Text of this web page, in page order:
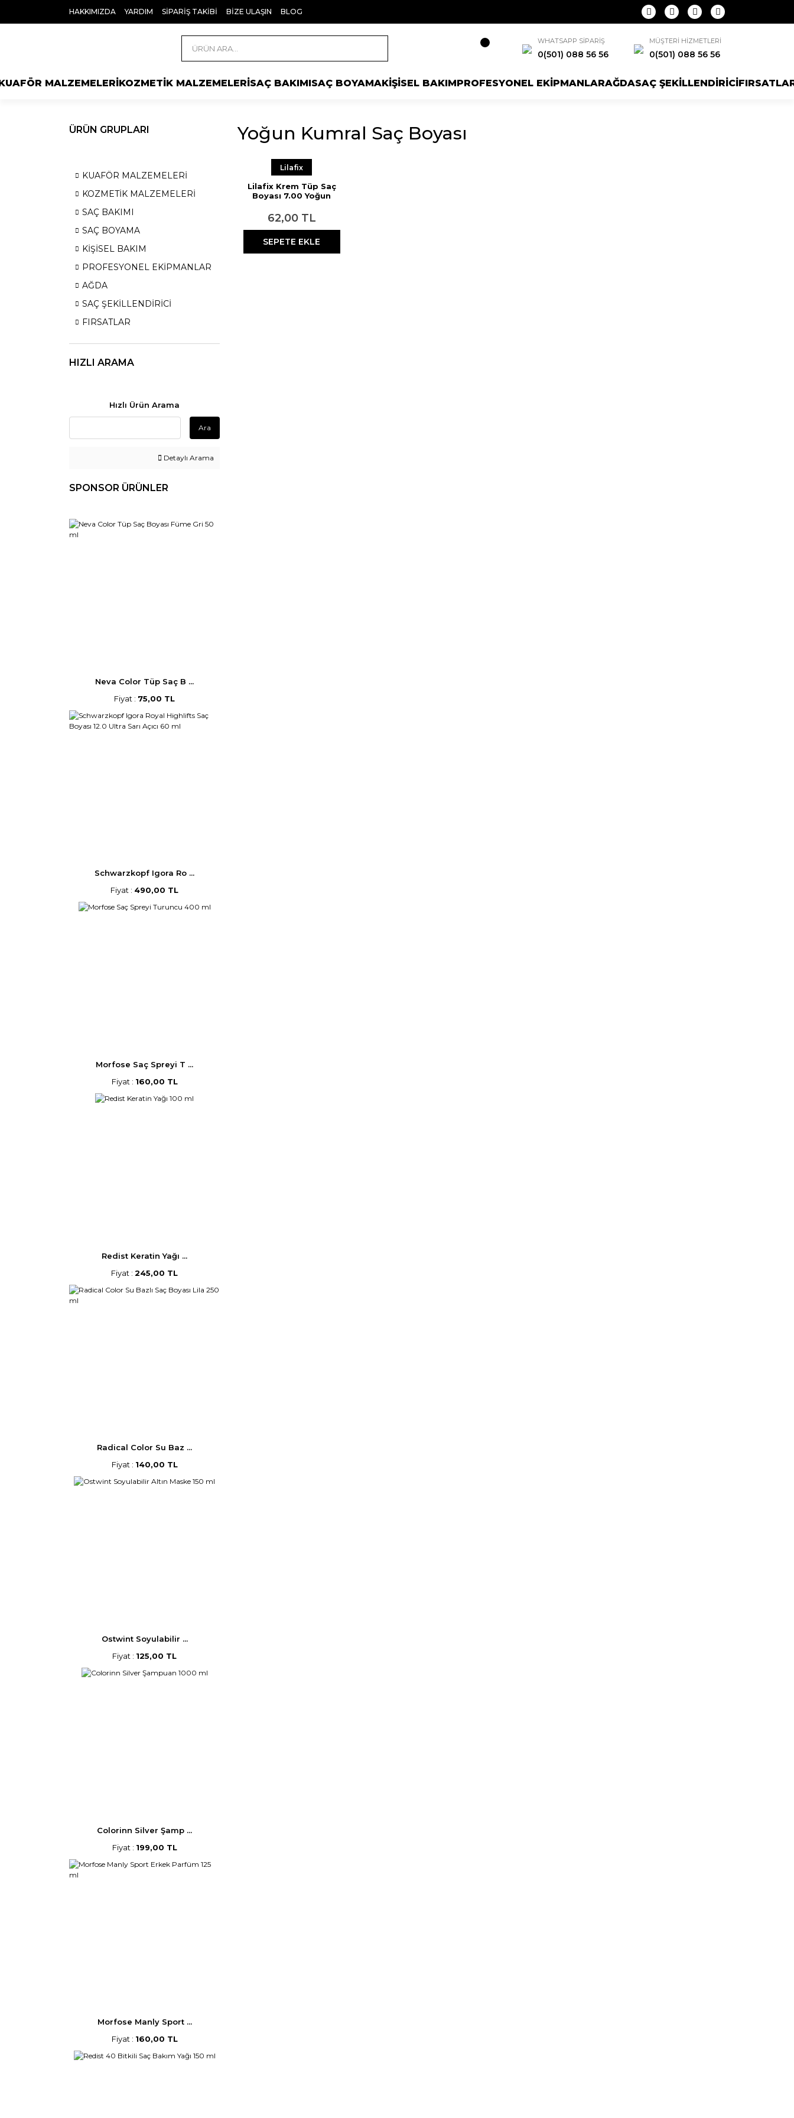
HAKKIMIZDA YARDIM SİPARİŞ TAKİBİ BİZE ULAŞIN BLOG
WHATSAPP SİPARİŞ
0(501) 088 56 56
MÜŞTERİ HİZMETLERİ
0(501) 088 56 56
MALZEMELERİKOZMETİK MALZEMELERİSAÇ BAKIMISAÇ BOYAMAKİŞİSEL BAKIMPROFESYONEL EKİPMANLARAĞDASAÇ ŞEKİLLENDİRİCİ
ÜRÜN GRUPLARI
KUAFÖR MALZEMELERİ
KOZMETİK MALZEMELERİ
SAÇ BAKIMI
SAÇ BOYAMA
KİŞİSEL BAKIM
PROFESYONEL EKİPMANLAR
AĞDA
SAÇ ŞEKİLLENDİRİCİ
FIRSATLAR
HIZLI ARAMA
Hızlı Ürün Arama
Ara
Detaylı Arama
SPONSOR ÜRÜNLER
Neva Color Tüp Saç B ...
Fiyat : 75,00 TL
Schwarzkopf Igora Ro ...
Fiyat : 490,00 TL
Morfose Saç Spreyi T ...
Fiyat : 160,00 TL
Redist Keratin Yağı ...
Fiyat : 245,00 TL
Radical Color Su Baz ...
Fiyat : 140,00 TL
Ostwint Soyulabilir ...
Fiyat : 125,00 TL
Colorinn Silver Şamp ...
Fiyat : 199,00 TL
Morfose Manly Sport ...
Fiyat : 160,00 TL
Yoğun Kumral Saç Boyası
Lilafix
Lilafix Krem Tüp Saç
Boyası 7.00 Yoğun
62,00 TL
SEPETE EKLE